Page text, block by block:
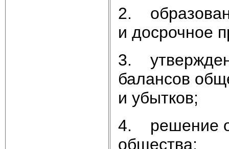
2.
и досрочное
3.
балансов
и убытков;
4. решение о
общества;